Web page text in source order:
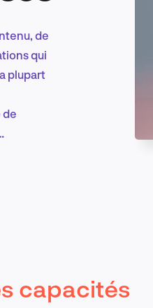
croissance digitale
conception produit
de
qui
plupart
de
capacités